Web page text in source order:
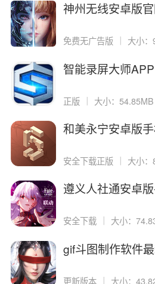
神州无线安卓版
免费无广告版 大小
智能录屏大师
正版 ｜ 大小：54.85MB
和美永宁安卓版
安全下载正版 大小
遵义人社通安卓
安全下载 大小：
gif斗图制作软件
更新版本 ｜ 大小：